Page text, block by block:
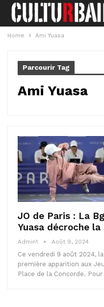
Home Ami Yuasa
Parcourir Tag
Ami Yuasa
JO de Paris : La
Yuasa décroche la
Admin1 Août 9, 2024
Ce vendredi 9 août 2024,
première apparition aux
Place de la Concorde.